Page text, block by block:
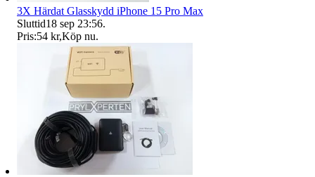
3X Härdat Glasskydd iPhone 15 Pro Max
Sluttid18 sep 23:56.
Pris:54 kr,Köp nu.